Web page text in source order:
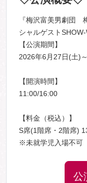
『梅沢富美男劇団
シャルゲストSHOW-
【公演期間】
2026年6月27日(土)
【開演時間】
11:00/16:00
【料金（税込）】
S席(1階席・2階席)
※未就学児入場不可
公